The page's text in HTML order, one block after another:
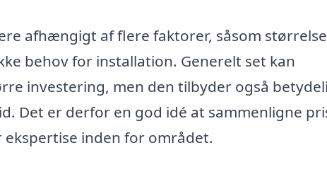
afhængigt af flere faktorer, såsom
behov for installation. Generelt set kan
investering, men den tilbyder også
Det er derfor en god idé at sammenligne
inden for området.